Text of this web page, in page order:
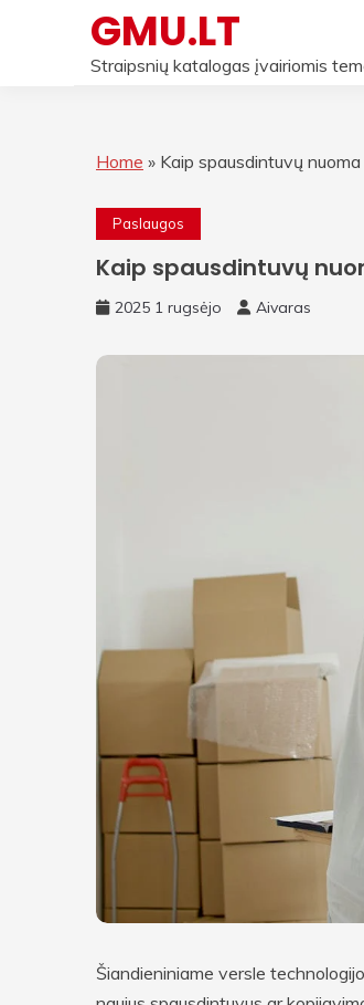
GMU.LT
Straipsnių katalogas įvairiomis
Home » Kaip spausdintuvų
Paslaugos
Kaip spausdintuvų
2025 1 rugsėjo Aivaras
Šiandieniniame versle